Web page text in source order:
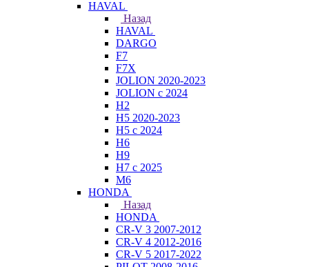
HAVAL
Назад
HAVAL
DARGO
F7
F7X
JOLION 2020-2023
JOLION с 2024
H2
H5 2020-2023
H5 с 2024
H6
H9
H7 с 2025
M6
HONDA
Назад
HONDA
CR-V 3 2007-2012
CR-V 4 2012-2016
CR-V 5 2017-2022